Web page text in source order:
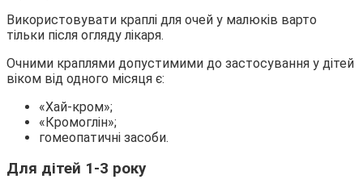
Використовувати краплі для очей у малюків варто
тільки після огляду лікаря.
Очними краплями допустимими до застосування у дітей
віком від одного місяця є:
«Хай-кром»;
«Кромоглін»;
гомеопатичні засоби.
Для дітей 1-3 року